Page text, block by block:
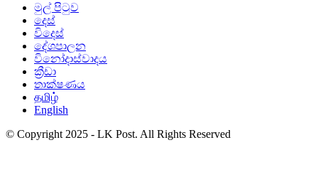
මුල් පිටුව
දෙස්
විදෙස්
දේශපාලන
විනෝදාස්වාදය
ක්‍රීඩා
තාක්ෂණය
தமிழ்
English
© Copyright 2025 - LK Post. All Rights Reserved